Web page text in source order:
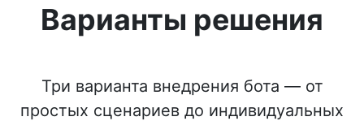
Варианты решения
Три варианта внедрения бота — от
простых сценариев до индивидуальных